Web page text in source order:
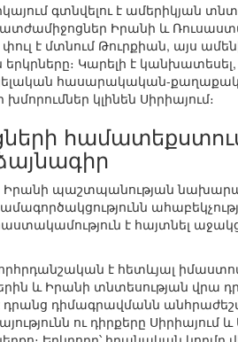
գտնվելու է ամերիկյան
Իրանի և
է մտնում Թուրքիան, այս
Կարելի է
հասարակական-
կլինեն Սիրիայում։
Իրանի պաշտպանության
է հայտնել
է հետևյալ
և Իրանի տնտեսության վրա
դիմագրավմանն
ու դիրքերը Սիրիայում և